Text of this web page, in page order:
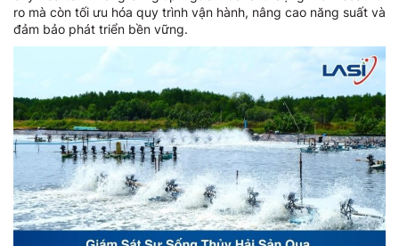
ro mà còn tối ưu hóa quy trình vận hành, nâng cao năng suất và
đảm bảo phát triển bền vững.